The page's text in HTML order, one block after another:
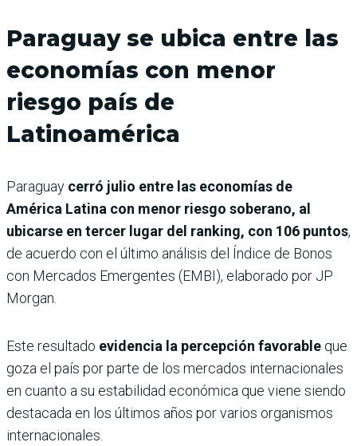
Paraguay se ubica entre las
economías con menor
riesgo país de
Latinoamérica
Paraguay cerró julio entre las economías de
América Latina con menor riesgo soberano, al
ubicarse en tercer lugar del ranking, con 106 puntos,
de acuerdo con el último análisis del Índice de Bonos
con Mercados Emergentes (EMBI), elaborado por JP
Morgan.
Este resultado evidencia la percepción favorable que
goza el país por parte de los mercados internacionales
en cuanto a su estabilidad económica que viene siendo
destacada en los últimos años por varios organismos
internacionales.